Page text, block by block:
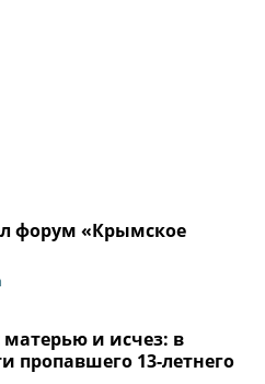
форум «Крымское
и исчез: в
пропавшего 13-летнего